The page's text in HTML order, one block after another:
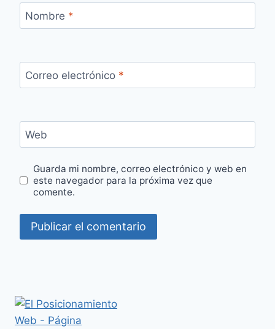
Nombre *
Correo electrónico *
Web
Guarda mi nombre, correo electrónico y web en
este navegador para la próxima vez que
comente.